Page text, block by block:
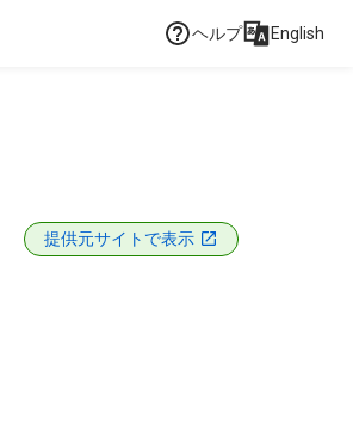
ヘルプ English
提供元サイトで表示